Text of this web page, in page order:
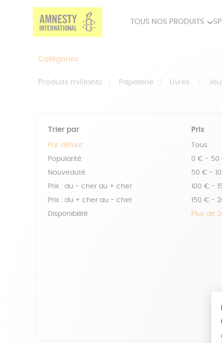
TOUS NOS PRODUITS
Catégories
Produits militants Papeterie Livres
Trier par
Par défaut
Popularité
Nouveauté
Prix : du - cher au + cher
Prix : du + cher au - cher
Disponibilité
Prix
Tous
0 € - 50
50 € -
100 € -
150 € -
Plus de